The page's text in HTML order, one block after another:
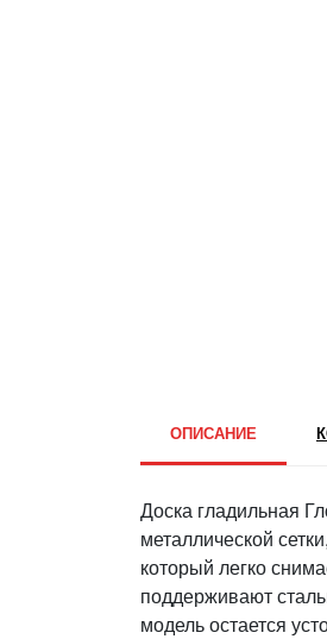
ОПИСАНИЕ
Доска гладильная
металлической
который легко
поддерживают
модель остается